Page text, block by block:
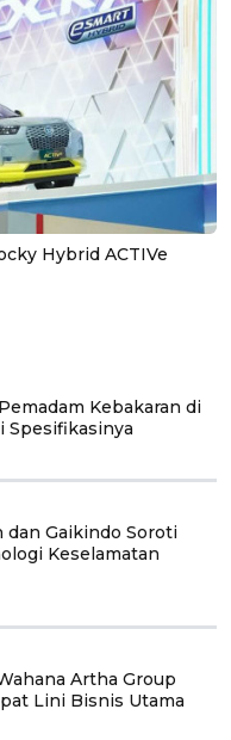
Hybrid ACTIVe
Kebakaran di
Spesifikasinya
dan Gaikindo Soroti
Keselamatan
Artha Group
Lini Bisnis Utama